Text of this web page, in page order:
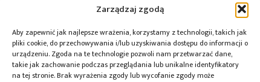
Zarządzaj zgodą
Aby zapewnić jak najlepsze wrażenia, korzystamy z technologii, takich jak
pliki cookie, do przechowywania i/lub uzyskiwania dostępu do informacji o
urządzeniu. Zgoda na te technologie pozwoli nam przetwarzać dane,
takie jak zachowanie podczas przeglądania lub unikalne identyfikatory
na tej stronie. Brak wyrażenia zgody lub wycofanie zgody może